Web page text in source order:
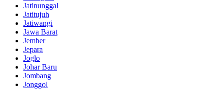
Jatinunggal
Jatitujuh
Jatiwangi
Jawa Barat
Jember
Jepara
Joglo
Johar Baru
Jombang
Jonggol